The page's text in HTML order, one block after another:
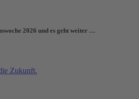
2026 und es geht weiter …